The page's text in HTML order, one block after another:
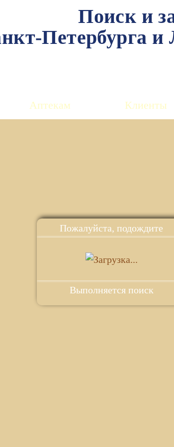
Пожалуйста, подождите
Выполняется поиск
Поиск и
Петербурга и
Аптекам Клиенты